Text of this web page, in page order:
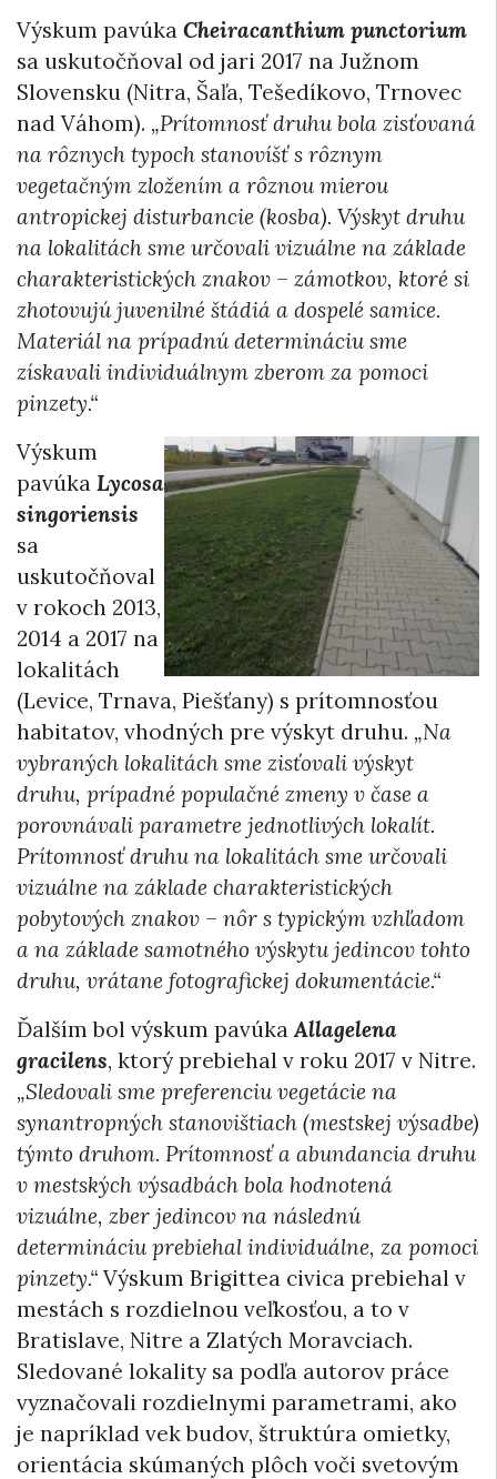
Výskum pavúka Cheiracanthium punctorium
sa uskutočňoval od jari 2017 na Južnom
Slovensku (Nitra, Šaľa, Tešedíkovo, Trnovec
nad Váhom). „Prítomnosť druhu bola zisťovaná
na rôznych typoch stanovíšť s rôznym
vegetačným zložením a rôznou mierou
antropickej disturbancie (kosba). Výskyt druhu
na lokalitách sme určovali vizuálne na základe
charakteristických znakov – zámotkov, ktoré si
zhotovujú juvenilné štádiá a dospelé samice.
Materiál na prípadnú determináciu sme
získavali individuálnym zberom za pomoci
pinzety.“
Výskum
pavúka Lycosa
singoriensis
sa
uskutočňoval
v rokoch 2013,
2014 a 2017 na
lokalitách
(Levice, Trnava, Piešťany) s prítomnosťou
habitatov, vhodných pre výskyt druhu. „Na
vybraných lokalitách sme zisťovali výskyt
druhu, prípadné populačné zmeny v čase a
porovnávali parametre jednotlivých lokalít.
Prítomnosť druhu na lokalitách sme určovali
vizuálne na základe charakteristických
pobytových znakov – nôr s typickým vzhľadom
a na základe samotného výskytu jedincov tohto
druhu, vrátane fotografickej dokumentácie.“
Ďalším bol výskum pavúkaAllagelena
gracilens, ktorý prebiehal v roku 2017 v Nitre.
„Sledovali sme preferenciu vegetácie na
synantropných stanovištiach (mestskej výsadbe)
týmto druhom. Prítomnosť a abundancia druhu
v mestských výsadbách bola hodnotená
vizuálne, zber jedincov na následnú
determináciu prebiehal individuálne, za pomoci
pinzety.“ Výskum Brigittea civica prebiehal v
mestách s rozdielnou veľkosťou, a to v
Bratislave, Nitre a Zlatých Moravciach.
Sledované lokality sa podľa autorov práce
vyznačovali rozdielnymi parametrami, ako
je napríklad vek budov, štruktúra omietky,
orientácia skúmaných plôch voči svetovým